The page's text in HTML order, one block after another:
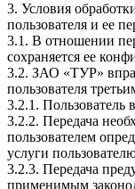
3. Условия
пользователя и ее
3.1. В отношении
сохраняется ее
3.2. ЗАО «ТУР»
пользователя
3.2.1. Пользователь
3.2.2. Передача
пользователем
услуги
3.2.3. Передача
применимым